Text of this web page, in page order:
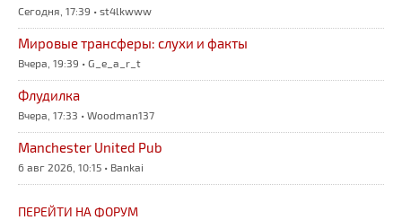
Сегодня, 17:39 • st4lkwww
Мировые трансферы: слухи и факты
Вчера, 19:39 • G_e_a_r_t
Флудилка
Вчера, 17:33 • Woodman137
Manchester United Pub
6 авг 2026, 10:15 • Bankai
ПЕРЕЙТИ НА ФОРУМ